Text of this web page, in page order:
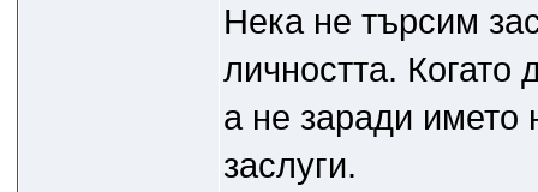
Нека не търсим
личността. Когато
а не заради името
заслуги.